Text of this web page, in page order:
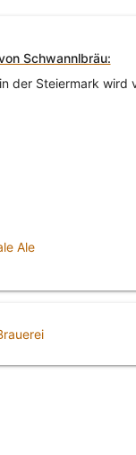
Schwannlbräu:
der Steiermark wird
Ale